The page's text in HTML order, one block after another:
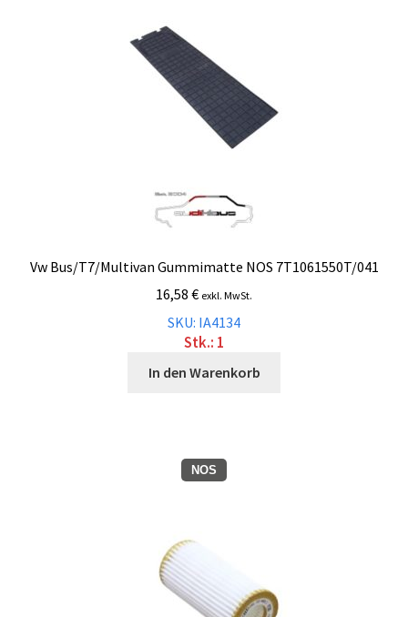
Zahlung und Versand
Vw Bus/T7/Multivan Gummimatte NOS 7T1061550T/041
16,58 € exkl. MwSt.
SKU: IA4134
Stk.: 1
In den Warenkorb
NOS